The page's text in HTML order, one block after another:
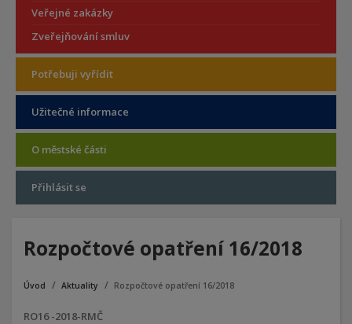
Veřejné zakázky
Zveřejňování smluv
Potřebuji vyřídit
Užitečné informace
O městské části
Přihlásit se
Rozpočtové opatření 16/2018
Úvod Aktuality Rozpočtové opatření 16/2018
RO16 -2018-RMČ